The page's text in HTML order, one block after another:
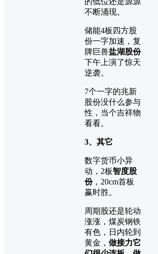
不断涌现。
储能4板四方股
份一字加速，复
牌巨兽盐湖股份
下午上演了惊天
逆袭。
7个一字的兆新
股份没什么参与
性，当个吉祥物
看看。
3、其它
数字货币小异
动，2板智度股
份，20cm首板
赢时胜。
周期股还是轮动
涨涨，煤炭钢铁
有色，日内轮到
黄金， 做接力它